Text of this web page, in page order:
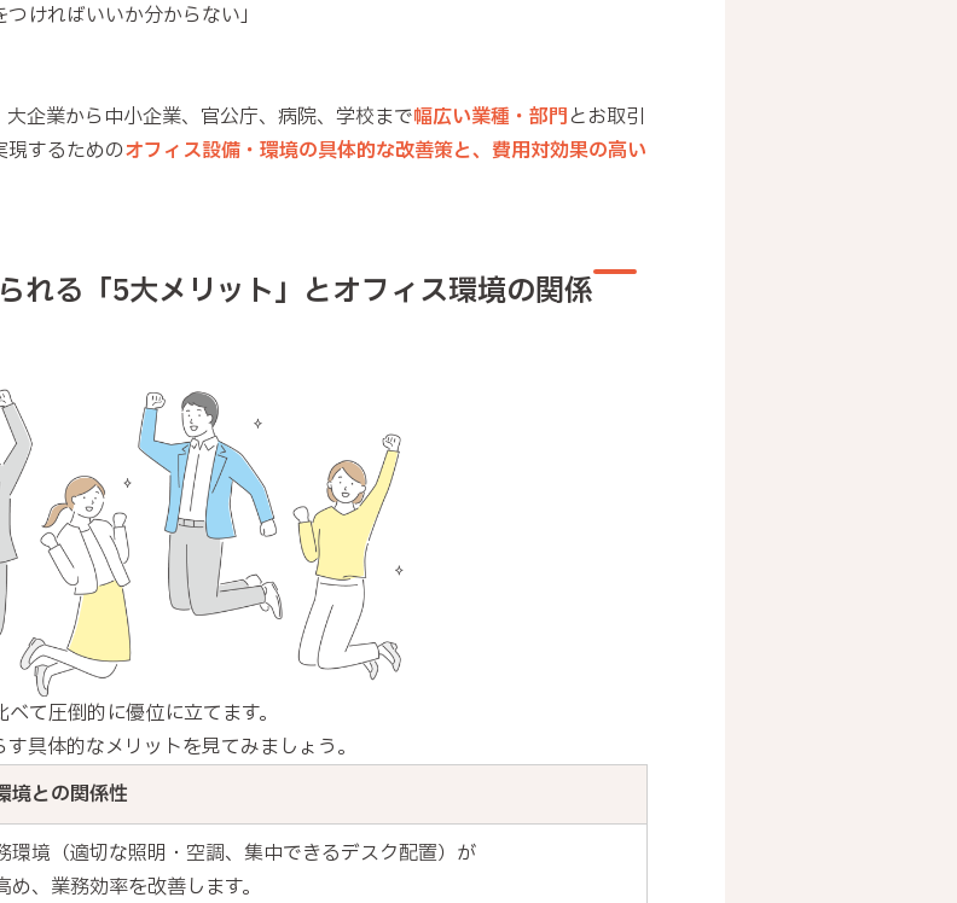
ければいいか分からない」
企業から中小企業、官公庁、病院、学校まで幅広い業種・部門とお取引
現するためのオフィス設備・環境の具体的な改善策と、費用対効果の高い
れる「5大メリット」とオフィス環境の関係
て圧倒的に優位に立てます。
具体的なメリットを見てみましょう。
境との関係性
環境（適切な照明・空調、集中できるデスク配置）が
め、業務効率を改善します。